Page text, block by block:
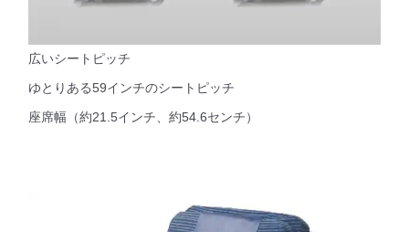
広いシートピッチ
ゆとりある59インチのシートピッチ
座席幅（約21.5インチ、約54.6センチ）